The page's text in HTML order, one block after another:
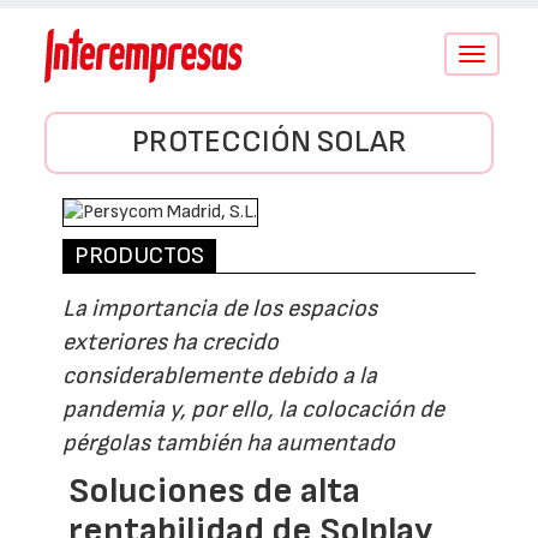
Conmutar
PROTECCIÓN SOLAR
PRODUCTOS
La importancia de los espacios
exteriores ha crecido
considerablemente debido a la
pandemia y, por ello, la colocación de
pérgolas también ha aumentado
Soluciones de alta